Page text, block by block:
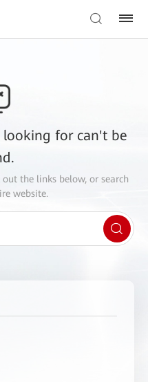
looking for can't be
out the links below, or search
website.